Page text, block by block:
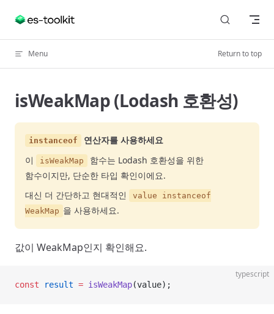
Skip to content
Menu Return to top
isWeakMap (Lodash 호환성)
instanceof
연산자를 사용하세요
이
isWeakMap
함수는 Lodash 호환성을 위한
함수이지만, 단순한 타입 확인이에요.
대신 더 간단하고 현대적인
value instanceof
WeakMap 을 사용하세요.
값이 WeakMap인지 확인해요.
typescript
const result = isWeakMap(value);